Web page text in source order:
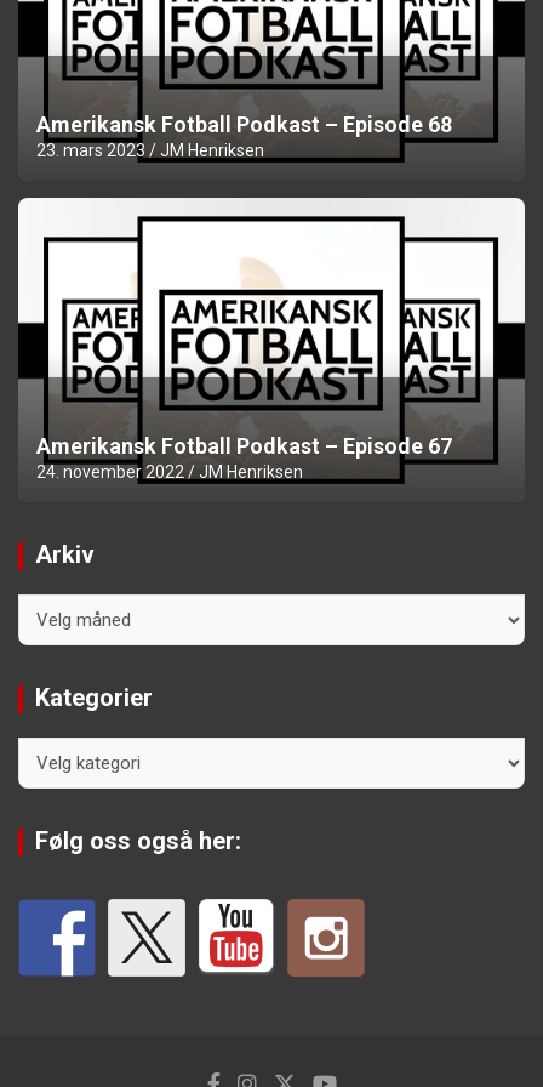
Amerikansk Fotball Podkast – Episode 68
23. mars 2023 JM Henriksen
Amerikansk Fotball Podkast – Episode 67
24. november 2022 JM Henriksen
Arkiv
Kategorier
Følg oss også her: